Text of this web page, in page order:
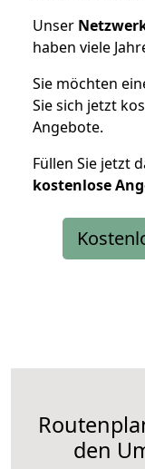
Unser
haben viele
Sie möchten
Sie sich jetzt
Angebote.
Füllen Sie jetzt
kostenlose
den